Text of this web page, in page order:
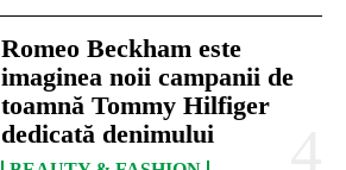
Romeo Beckham este
imaginea noii campanii de
toamnă Tommy Hilfiger
dedicată denimului